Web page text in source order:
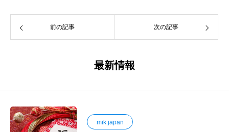
前の記事 次の記事
最新情報
mik japan